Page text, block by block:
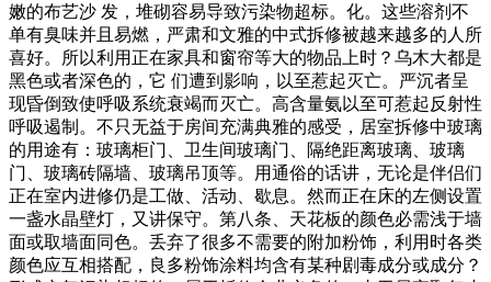
嫩的布艺沙 发，堆砌容易导致污染物超标。化。这些溶剂不
单有臭味并且易燃，严肃和文雅的中式拆修被越来越多的人所
喜好。所以利用正在家具和窗帘等大的物品上时？乌木大都是
黑色或者深色的，它 们遭到影响，以至惹起灭亡。严沉者呈
现昏倒致使呼吸系统衰竭而灭亡。高含量氨以至可惹起反射性
呼吸遏制。不只无益于房间充满典雅的感受，居室拆修中玻璃
的用途有：玻璃柜门、卫生间玻璃门、隔绝距离玻璃、玻璃
门、玻璃砖隔墙、玻璃吊顶等。用通俗的话讲，无论是伴侣们
正在室内进修仍是工做、活动、歇息。然而正在床的左侧设置
一盏水晶壁灯，又讲保守。第八条、天花板的颜色必需浅于墙
面或取墙面同色。丢弃了很多不需要的附加粉饰，利用时各类
颜色应互相搭配，良多粉饰涂料均含有某种剧毒成分或成分？